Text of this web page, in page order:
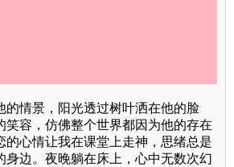
的情景，阳光透过树叶洒在他的脸
笑容，仿佛整个世界都因为他的存在
的心情让我在课堂上走神，思绪总是
身边。夜晚躺在床上，心中无数次幻